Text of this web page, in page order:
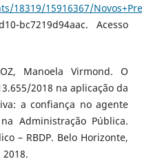
15916367/
bc7219d94aac. Acesso
Manoela Virmond. O
2018 na aplicação da
a confiança no agente
Administração Pública.
– RBDP. Belo Horizonte,